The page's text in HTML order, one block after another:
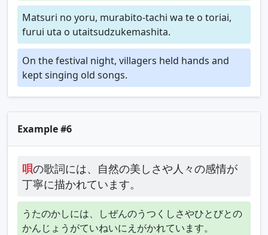
Matsuri no yoru, murabito-tachi wa te o toriai,
furui uta o utaitsudzukemashita.
On the festival night, villagers held hands and
kept singing old songs.
Example #6
唄の歌詞には、自然の美しさや人々の感情が
丁寧に描かれています。
うたのかしには、しぜんのうつくしさやひとびとの
かんじょうがていねいにえがかれています。